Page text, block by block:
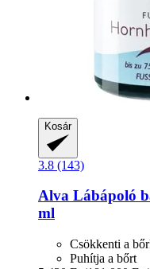
Kosár
3.8 (143)
Alva Lábápoló
ml
Csökkenti a
Puhítja a bőrt